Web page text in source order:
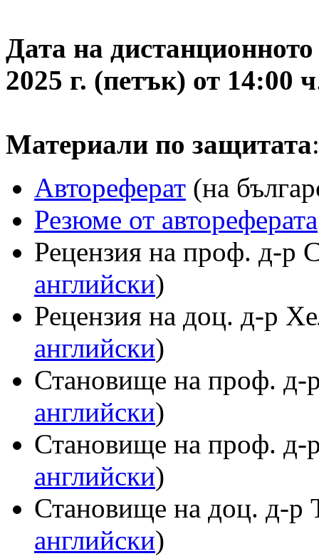
Дата на
2025 г. (петък) от 14:00 ч
Материали по защитата:
Автореферат (на
Резюме от автореферата
Рецензия на проф. д-р
английски)
Рецензия на доц. д-р
английски)
Становище на проф. д-
английски)
Становище на проф. д-
английски)
Становище на доц. д-р
английски)